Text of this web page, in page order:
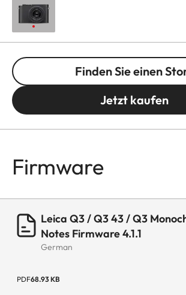
Finden Sie einen
Jetzt kaufen
Firmware
Leica Q3 / Q3 43 / Q3
Notes Firmware 4.1.1
German
PDF68.93 KB